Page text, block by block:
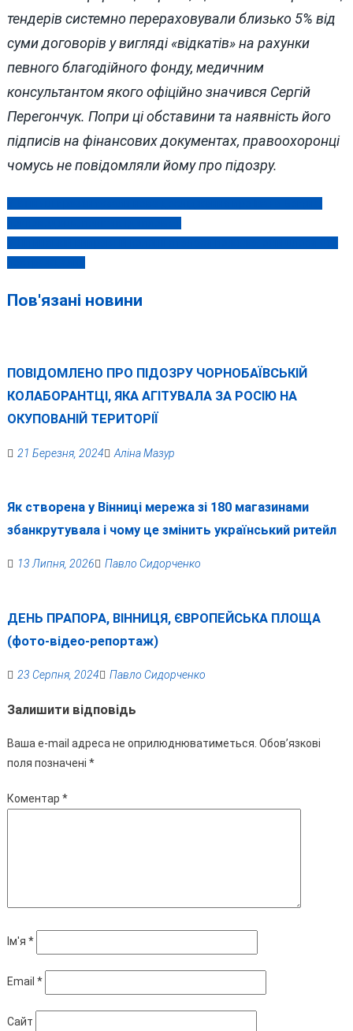
тендерів системно перераховували близько 5% від
суми договорів у вигляді «відкатів» на рахунки
певного благодійного фонду, медичним
консультантом якого офіційно значився Сергій
Перегончук. Попри ці обставини та наявність його
підписів на фінансових документах, правоохоронці
чомусь не повідомляли йому про підозру.
Навігація
записів
Пов'язані новини
ПОВІДОМЛЕНО ПРО ПІДОЗРУ ЧОРНОБАЇВСЬКІЙ
КОЛАБОРАНТЦІ, ЯКА АГІТУВАЛА ЗА РОСІЮ НА
ОКУПОВАНІЙ ТЕРИТОРІЇ
21 Березня, 2024 Аліна Мазур
Як створена у Вінниці мережа зі 180 магазинами
збанкрутувала і чому це змінить український ритейл
13 Липня, 2026 Павло Сидорченко
ДЕНЬ ПРАПОРА, ВІННИЦЯ, ЄВРОПЕЙСЬКА ПЛОЩА
(фото-відео-репортаж)
23 Серпня, 2024 Павло Сидорченко
Залишити відповідь
Ваша e-mail адреса не оприлюднюватиметься. Обов’язкові
поля позначені *
Коментар *
Ім'я *
Email *
Сайт